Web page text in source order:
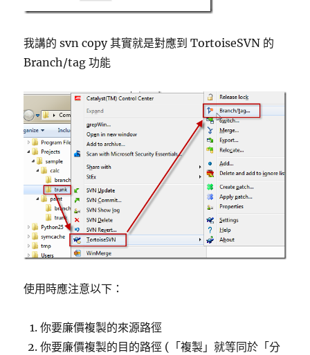
我講的 svn copy 其實就是對應到 TortoiseSVN 的
Branch/tag 功能
使用時應注意以下：
你要廉價複製的來源路徑
你要廉價複製的目的路徑 (「複製」就等同於「分